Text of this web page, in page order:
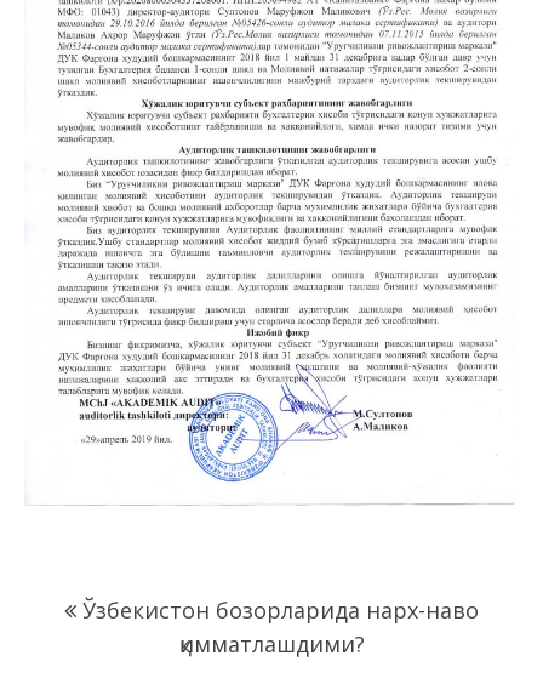
Ўзбекистон бозорларида нарх-наво
қимматлашдими?